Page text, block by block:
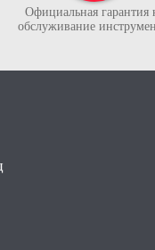
Официальная гарантия
обслуживание